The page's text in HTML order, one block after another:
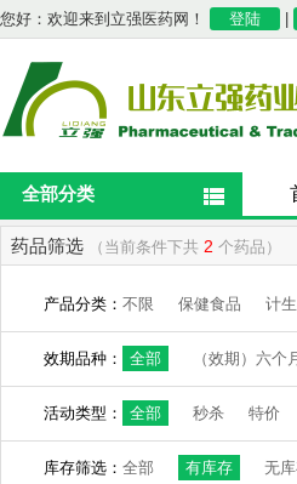
您好：欢迎来到立强医药网！ 登陆
全部分类
药品筛选 （当前条件下共 2 个药品）
产品分类： 不限 保健食品 计
效期品种： 全部 （效期）六个
活动类型： 全部 秒杀 特价
库存筛选： 全部 有库存 无